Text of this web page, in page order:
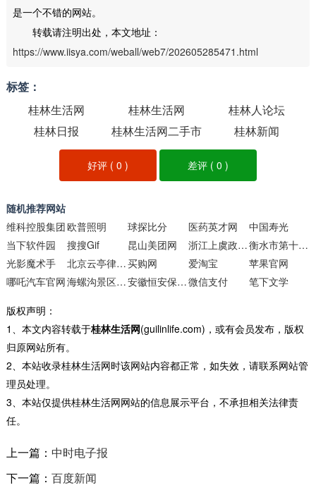
是一个不错的网站。
转载请注明出处，本文地址：
https://www.iisya.com/weball/web7/202605285471.html
标签：
桂林生活网
桂林生活网
桂林人论坛
桂林日报
桂林生活网二手市
场
桂林新闻
好评 (0 ) 差评 ( 0 )
随机推荐网站
维科控股集团欧普照明 球探比分 医药英才网
中国寿光
当下软件园
搜搜Gif 昆山美团网 浙江上虞政府网
衡水市第十三中学
光影魔术手
北京云亭律师事务所买购网 爱淘宝
苹果官网
哪吒汽车官网
海螺沟景区官方网站 安徽恒安保安服务微信支付 笔下文学
版权声明：
1、本文内容转载于桂林生活网(guilinlife.com)，或有会员发布，版权
归原网站所有。
2、本站收录桂林生活网时该网站内容都正常，如失效，请联系网站管
理员处理。
3、本站仅提供桂林生活网网站的信息展示平台，不承担相关法律责
任。
上一篇： 中时电子报
下一篇： 百度新闻